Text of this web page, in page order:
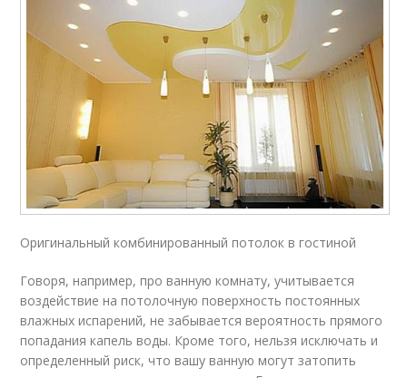
Оригинальный комбинированный потолок в гостиной
Говоря, например, про ванную комнату, учитывается
воздействие на потолочную поверхность постоянных
влажных испарений, не забывается вероятность прямого
попадания капель воды. Кроме того, нельзя исключать и
определенный риск, что вашу ванную могут затопить